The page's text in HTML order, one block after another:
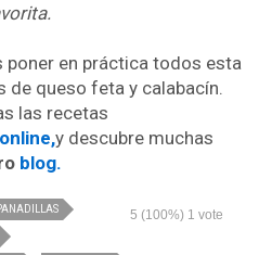
poner en práctica todos esta
de queso feta y calabacín.
las recetas
y descubre muchas
blog.
5 (100%) 1 vote